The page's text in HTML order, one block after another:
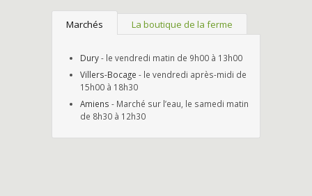
Marchés La boutique de la ferme
Dury- le vendredi matin de 9h00 à 13h00
Villers-Bocage - le vendredi après-midi de
15h00 à 18h30
Amiens - Marché sur l’eau, le samedi matin
de 8h30 à 12h30